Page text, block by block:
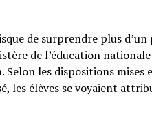
de surprendre plus
de l’éducation
les dispositions
les élèves se voyaient